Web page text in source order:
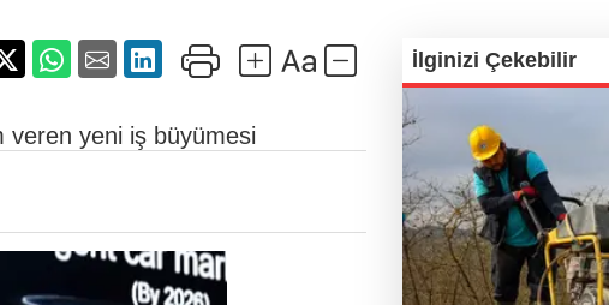
veren yeni iş büyümesi
İlginizi Çekebilir